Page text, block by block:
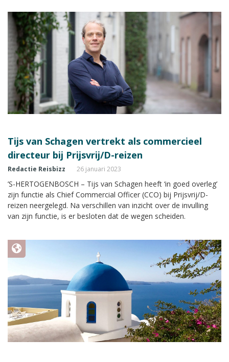
Tijs van Schagen vertrekt als commercieel
directeur bij Prijsvrij/D-reizen
Redactie Reisbizz 26 januari 2023
’S-HERTOGENBOSCH – Tijs van Schagen heeft ‘in goed overleg’
zijn functie als Chief Commercial Officer (CCO) bij Prijsvrij/D-
reizen neergelegd. Na verschillen van inzicht over de invulling
van zijn functie, is er besloten dat de wegen scheiden.